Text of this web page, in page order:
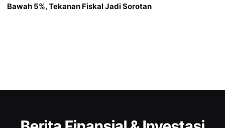
Bawah 5%, Tekanan Fiskal Jadi Sorotan